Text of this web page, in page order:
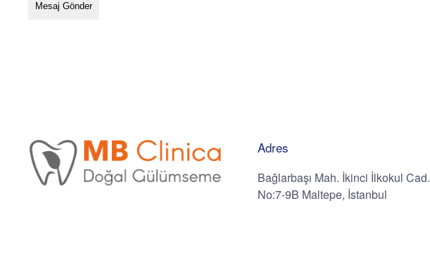
Mesaj Gönder
Adres
Bağlarbaşı Mah. İkinci İlkokul Cad.
No:7-9B Maltepe, İstanbul